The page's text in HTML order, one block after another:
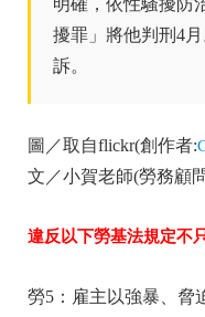
明確，依性騷擾防
擾罪」將他判刑4
訴。
圖／取自flickr(創作者:
文／小賀老師(勞務顧
違反以下勞基法規定不
勞5：雇主以強暴、脅